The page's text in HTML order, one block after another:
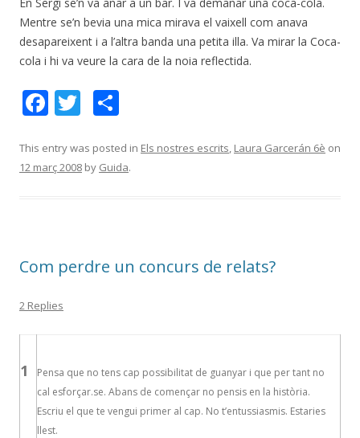
Mentre se’n bevia una mica mirava el vaixell com anava
desapareixent i a l’altra banda una petita illa. Va mirar la Coca-
cola i hi va veure la cara de la noia reflectida.
F
e
b
k
T
itt
er
m
p
ix
This entry was posted in Els nostres escrits, Laura Garcerán 6è on
12 març 2008 by Guida.
Com perdre un concurs de relats?
2 Replies
1
Pensa que no tens cap possibilitat de guanyar i que per tant no
cal esforçar.se. Abans de començar no pensis en la història.
Escriu el que te vengui primer al cap. No t’entussiasmis. Estaries
llest.